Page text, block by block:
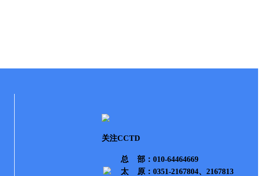
关注CCTD
总部 ：010-64464669
太原 ：0351-2167804、2167813